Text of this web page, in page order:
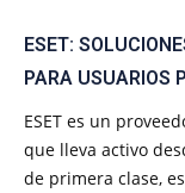
ESET:
PARA USUARIOS
ESET es un
que lleva activo
de primera clase,